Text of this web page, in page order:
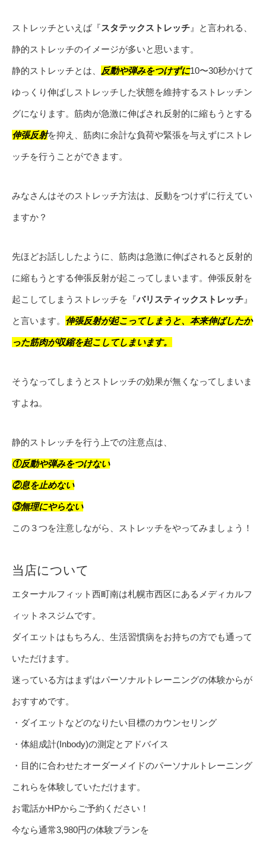
ストレッチといえば『スタテックストレッチ 』と言われる、
静的ストレッチのイメージが多いと思います。
静的ストレッチとは、 反動や弾みをつけずに10〜30秒かけて
ゆっくり伸ばしストレッチした状態を維持するストレッチン
グになります。筋肉が急激に伸ばされ反射的に縮もうとする
伸張反射を抑え、筋肉に余計な負荷や緊張を与えずにストレ
ッチを行うことができます。
みなさんはそのストレッチ方法は、反動をつけずに行えてい
ますか？
先ほどお話ししたように、筋肉は急激に伸ばされると反射的
に縮もうとする伸張反射が起こってしまいます。伸張反射を
起こしてしまうストレッチを『バリスティックストレッチ 』
と言います。 伸張反射が起こってしまうと、本来伸ばしたか
った筋肉が収縮を起こしてしまいます。
そうなってしまうとストレッチの効果が無くなってしまいま
すよね。
静的ストレッチを行う上での注意点は、
①反動や弾みをつけない
②息を止めない
③無理にやらない
この３つを注意しながら、ストレッチをやってみましょう！
当店について
エターナルフィット西町南は札幌市西区にあるメディカルフ
ィットネスジムです。
ダイエットはもちろん、生活習慣病をお持ちの方でも通って
いただけます。
迷っている方はまずはパーソナルトレーニングの体験からが
おすすめです。
・ダイエットなどのなりたい目標のカウンセリング
・体組成計(Inbody)の測定とアドバイス
・目的に合わせたオーダーメイドのパーソナルトレーニング
これらを体験していただけます。
お電話かHPからご予約ください！
今なら通常3,980円の体験プランを